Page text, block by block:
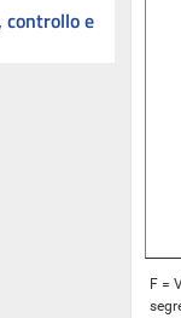
e
F =